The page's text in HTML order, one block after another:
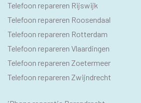
Telefoon repareren Rijswijk
Telefoon repareren Roosendaal
Telefoon repareren Rotterdam
Telefoon repareren Vlaardingen
Telefoon repareren Zoetermeer
Telefoon repareren Zwijndrecht